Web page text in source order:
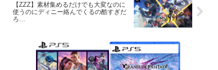
【ZZZ】素材集めるだけでも大変なのに
使うのにディニー絡んでくるの酷すぎだ
ろ…